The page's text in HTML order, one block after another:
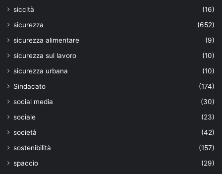
siccità
(16)
sicurezza
(652)
sicurezza alimentare
(9)
sicurezza sul lavoro
(10)
sicurezza urbana
(10)
Sindacato
(174)
social media
(30)
sociale
(23)
società
(42)
sostenibilità
(157)
spaccio
(29)